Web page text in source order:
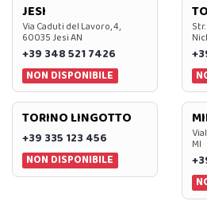
JESI
Via Caduti del Lavoro, 4,
60035 Jesi AN
+39 348 521 7426
NON DISPONIBILE
TORINO LINGOTTO
+39 335 123 456
NON DISPONIBILE
MI